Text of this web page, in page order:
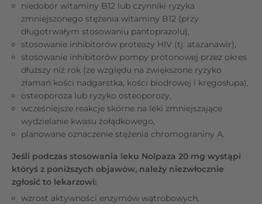
niedobór witaminy B12 lub czynniki ryzyka
zmniejszonego stężenia witaminy B12 (przy
długotrwałym stosowaniu pantoprazolu),
stosowanie inhibitorów proteazy HIV (tj. atazanawir),
stosowanie inhibitorów pompy protonowej przez okres
dłuższy niż rok (ze względu na zwiększone ryzyko
złamań kości nadgarstka, kości biodrowej i kręgosłupa),
osteoporoza lub ryzyko osteoporozy,
wcześniejsze reakcje skórne na leki zmniejszające
wydzielanie kwasu żołądkowego,
planowane oznaczenie stężenia chromograniny A.
Jeśli podczas stosowania leku Nolpaza 20 mg wystąpi
któryś z poniższych objawów, należy niezwłocznie
zgłosić to lekarzowi:
wzrost aktywności enzymów wątrobowych,